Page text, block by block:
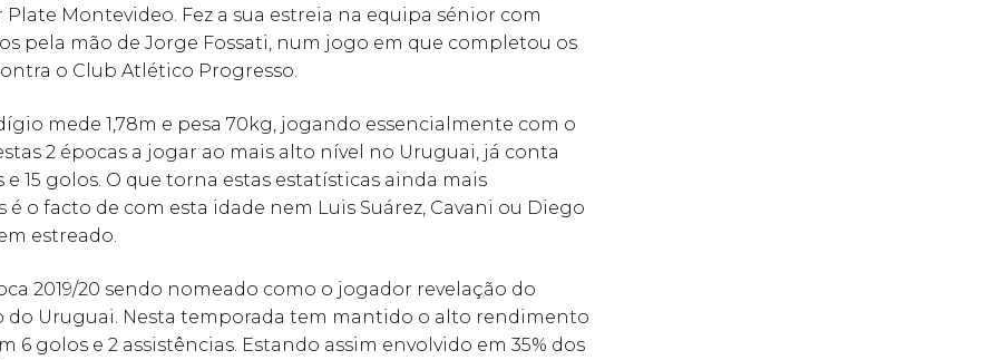
Plate Montevideo. Fez a sua estreia na equipa sénior com
pela mão de Jorge Fossati, num jogo em que completou os
o Club Atlético Progresso.
mede 1,78m e pesa 70kg, jogando essencialmente com o
2 épocas a jogar ao mais alto nível no Uruguai, já conta
e 15 golos. O que torna estas estatísticas ainda mais
é o facto de com esta idade nem Luis Suárez, Cavani ou Diego
estreado.
2019/20 sendo nomeado como o jogador revelação do
do Uruguai. Nesta temporada tem mantido o alto rendimento
6 golos e 2 assistências. Estando assim envolvido em 35% dos